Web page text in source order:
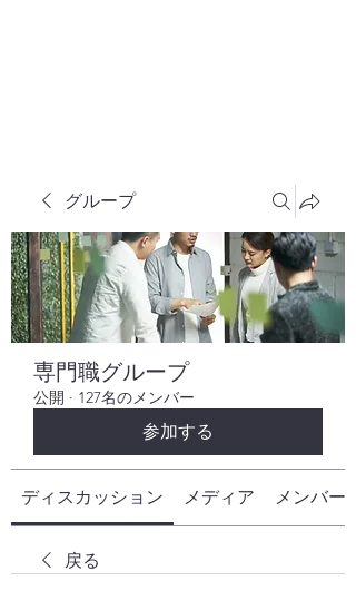
グループ
専門職グループ
公開 · 127名のメンバー
参加する
ディスカッション メディア メンバー
戻る